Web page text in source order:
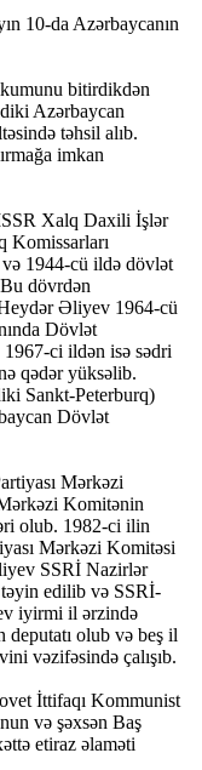
10-da Azərbaycanın
bitirdikdən
Azərbaycan
təhsil alıb.
imkan
Xalq Daxili İşlər
Komissarları
1944-cü ildə dövlət
dövrdən
Əliyev 1964-cü
Dövlət
ci ildən isə sədri
qədər yüksəlib.
Sankt-Peterburq)
Dövlət
Mərkəzi
Komitənin
olub. 1982-ci ilin
Mərkəzi Komitəsi
SSRİ Nazirlər
edilib və SSRİ-
iyirmi il ərzində
olub və beş il
vəzifəsində çalışıb.
İttifaqı Kommunist
və şəxsən Baş
etiraz əlaməti